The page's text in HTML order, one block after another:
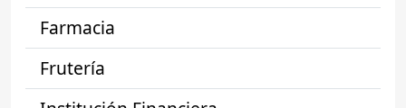
Farmacia
Frutería